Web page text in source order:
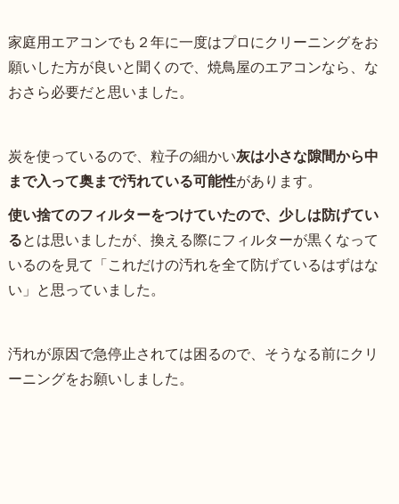
家庭用エアコンでも２年に一度はプロにクリーニングをお
願いした方が良いと聞くので、焼鳥屋のエアコンなら、な
おさら必要だと思いました。
炭を使っているので、粒子の細かい灰は小さな隙間から中
まで入って奥まで汚れている可能性があります。
使い捨てのフィルターをつけていたので、少しは防げてい
るとは思いましたが、換える際にフィルターが黒くなって
いるのを見て「これだけの汚れを全て防げているはずはな
い」と思っていました。
汚れが原因で急停止されては困るので、そうなる前にクリ
ーニングをお願いしました。